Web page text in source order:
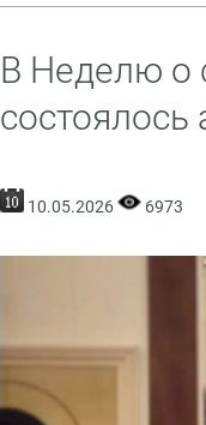
В Неделю о
10.05.2026 6973